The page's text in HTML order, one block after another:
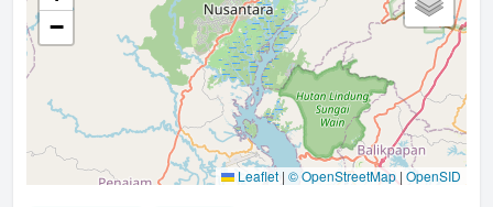
−
Leaflet | © OpenStreetMap| OpenSID